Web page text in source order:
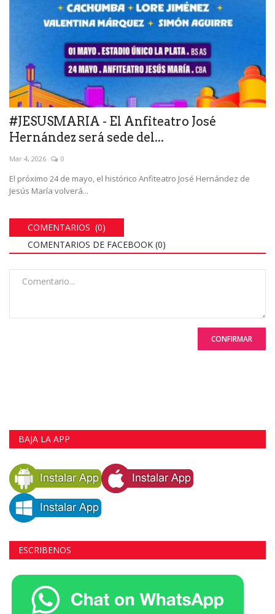
#JESUSMARIA - El Anfiteatro José
Hernández será sede del...
Mar 4, 2026 0
El próximo 24 de mayo, el histórico Anfiteatro José Hernández de
Jesús María volverá...
COMENTARIOS (0)
COMENTARIOS DE FACEBOOK (0)
CONFIRMAR
BAJA LA APP
ESCRIBENOS